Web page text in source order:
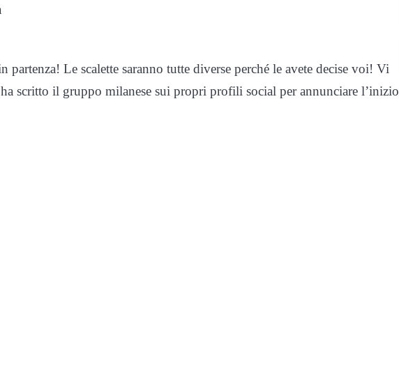
Le scalette saranno tutte diverse perché le avete decise voi! Vi
scritto il gruppo milanese sui propri profili social per annunciare l’inizio